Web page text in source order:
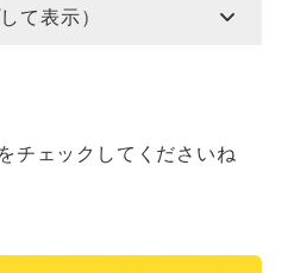
て表示）
チェックしてくださいね